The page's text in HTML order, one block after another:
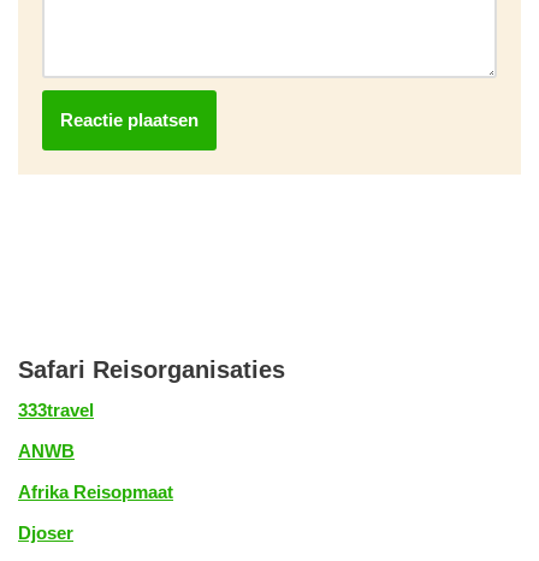
Safari Reisorganisaties
333travel
ANWB
Afrika Reisopmaat
Djoser